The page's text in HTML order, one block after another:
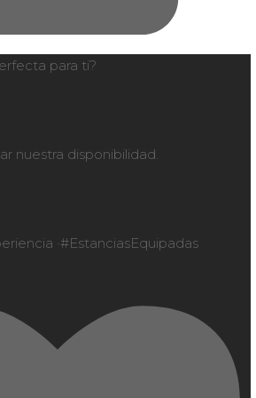
para ti?
nuestra disponibilidad.
·#EstanciasEquipadas